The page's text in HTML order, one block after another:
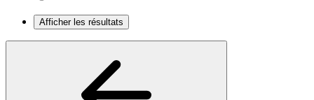
Afficher les résultats